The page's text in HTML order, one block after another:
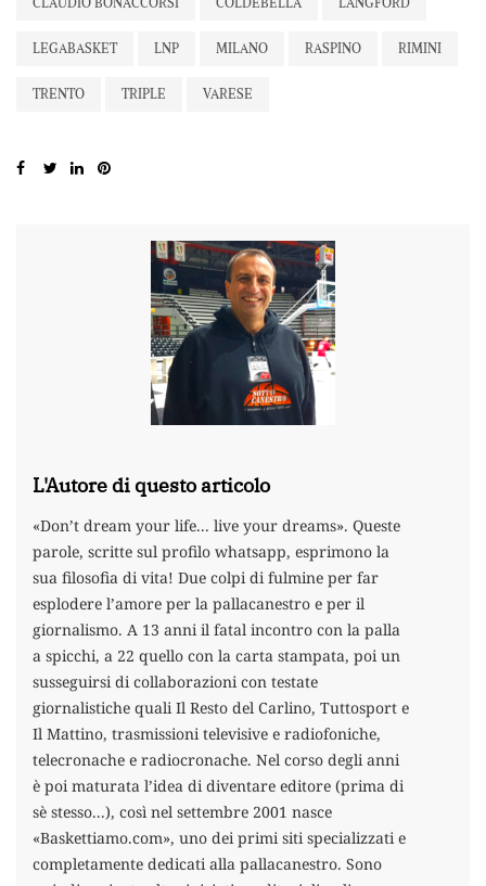
LEGABASKET LNP MILANO RASPINO RIMINI
TRENTO TRIPLE VARESE
L'Autore di questo articolo
«Don’t dream your life... live your dreams». Queste
parole, scritte sul profilo whatsapp, esprimono la
sua filosofia di vita! Due colpi di fulmine per far
esplodere l’amore per la pallacanestro e per il
giornalismo. A 13 anni il fatal incontro con la palla
a spicchi, a 22 quello con la carta stampata, poi un
susseguirsi di collaborazioni con testate
giornalistiche quali Il Resto del Carlino, Tuttosport e
Il Mattino, trasmissioni televisive e radiofoniche,
telecronache e radiocronache. Nel corso degli anni
è poi maturata l’idea di diventare editore (prima di
sè stesso...), così nel settembre 2001 nasce
«Baskettiamo.com», uno dei primi siti specializzati e
completamente dedicati alla pallacanestro. Sono